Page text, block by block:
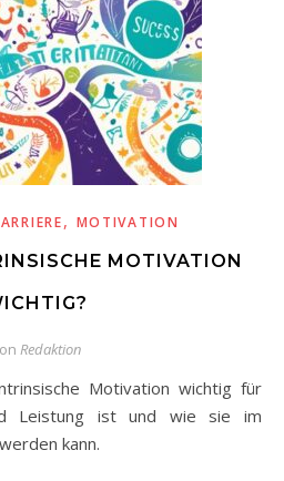
, MOTIVATION
MOTIVATION
Redaktion
Leistung ist und wie sie im
kann.